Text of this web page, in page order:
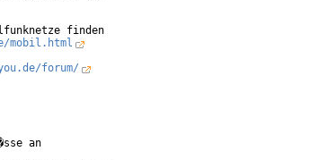
finden
mobil.html
forum/
an